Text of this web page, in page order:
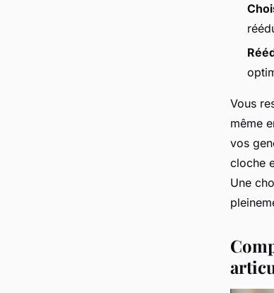
Vous
même
vos
cloche
Une